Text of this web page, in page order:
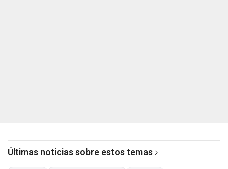
Últimas noticias sobre estos temas